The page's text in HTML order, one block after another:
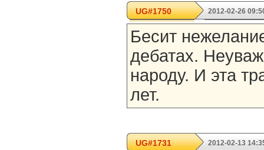
UG#1750 2012-02-26
Бесит
дебатах.
народу. И эта
лет.
UG#1731 2012-02-13